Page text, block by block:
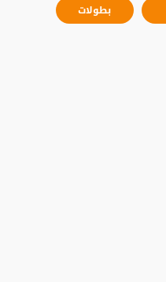
بطولات